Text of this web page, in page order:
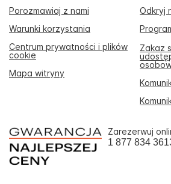
Porozmawiaj z nami
Odkryj
Warunki korzystania
Centrum prywatności i plików
cookie
Zakaz
Mapa witryny
Zarezerwuj
1 877 834